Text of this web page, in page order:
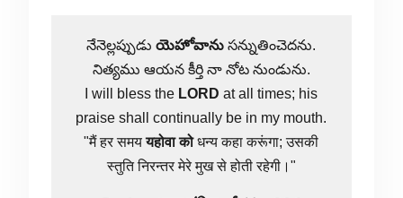
నేనెల్లప్పుడుయెహోవాను సన్నుతించెదను.
నిత్యము ఆయన కీర్తి నా నోట నుండును.
I will bless the LORD at all times; his
praise shall continually be in my mouth.
"मैं हर समययहोवा कोधन्य कहा करूंगा; उसकी
स्तुति निरन्तर मेरे मुख से होती रहेगी।"